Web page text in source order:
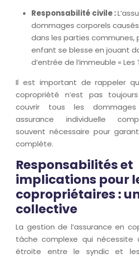
Responsabilité civile :
dommages corporels
dans les parties communes,
enfant se blesse en jouant
d’entrée de l’immeuble « Les
Il est important de rappeler
copropriété n’est pas
couvrir tous les dommages
assurance individuelle
souvent nécessaire pour
complète.
Responsabilités et
implications pour
copropriétaires :
collective
La gestion de l’assurance en
tâche complexe qui nécessite
étroite entre le syndic et les